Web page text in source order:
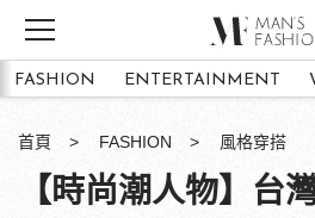
FASHION ENTERTAINMENT
首頁 FASHION 風格穿搭
【時尚潮人物】台